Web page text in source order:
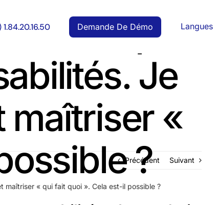
Demande De Démo Langues
n’ont pas
Je
maîtriser «
?
maîtriser « qui fait quoi ». Cela est-il possible ?
Précédent Suivant